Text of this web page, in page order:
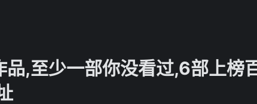
,至少一部你没看过,6部上榜